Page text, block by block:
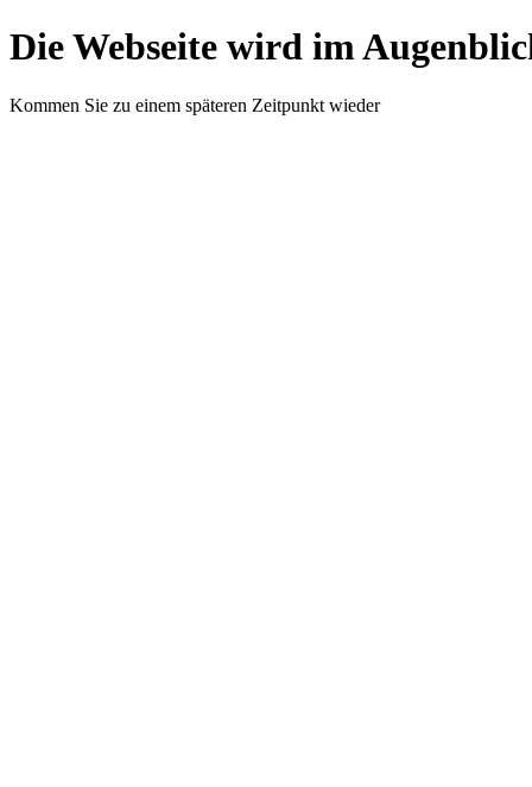
Die Webseite wird im
Kommen Sie zu einem späteren Zeitpunkt wieder